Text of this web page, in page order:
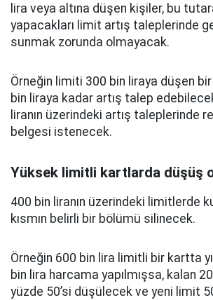
lira veya altına düşen kişiler, bu
yapacakları limit artış taleplerinde
sunmak zorunda olmayacak.
Örneğin limiti 300 bin liraya düşen
bin liraya kadar artış talep
liranın üzerindeki artış taleplerinde
belgesi istenecek.
Yüksek limitli kartlarda düşüş
400 bin liranın üzerindeki limitlerde
kısmın belirli bir bölümü silinecek.
Örneğin 600 bin lira limitli bir kartta
bin lira harcama yapılmışsa, kalan
yüzde 50’si düşülecek ve yeni limit